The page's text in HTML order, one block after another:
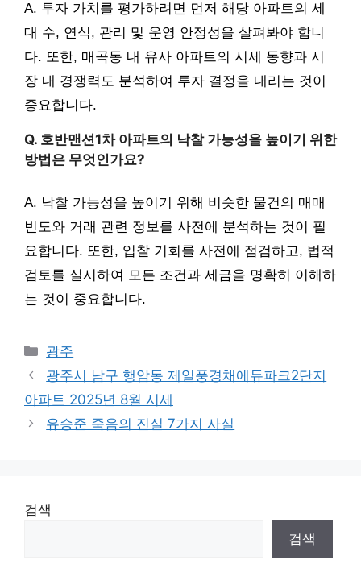
A. 투자 가치를 평가하려면 먼저 해당 아파트의 세
대 수, 연식, 관리 및 운영 안정성을 살펴봐야 합니
다. 또한, 매곡동 내 유사 아파트의 시세 동향과 시
장 내 경쟁력도 분석하여 투자 결정을 내리는 것이
중요합니다.
Q. 호반맨션1차 아파트의 낙찰 가능성을 높이기 위한
방법은 무엇인가요?
A. 낙찰 가능성을 높이기 위해 비슷한 물건의 매매
빈도와 거래 관련 정보를 사전에 분석하는 것이 필
요합니다. 또한, 입찰 기회를 사전에 점검하고, 법적
검토를 실시하여 모든 조건과 세금을 명확히 이해하
는 것이 중요합니다.
Categories
광주
광주시 남구 행암동 제일풍경채에듀파크2단지
아파트 2025년 8월 시세
유승준 죽음의 진실 7가지 사실
검색
검색